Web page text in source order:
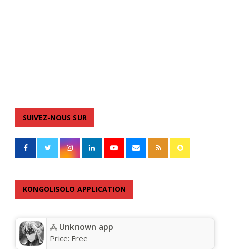
SUIVEZ-NOUS SUR
KONGOLISOLO APPLICATION
Unknown app
Price: Free